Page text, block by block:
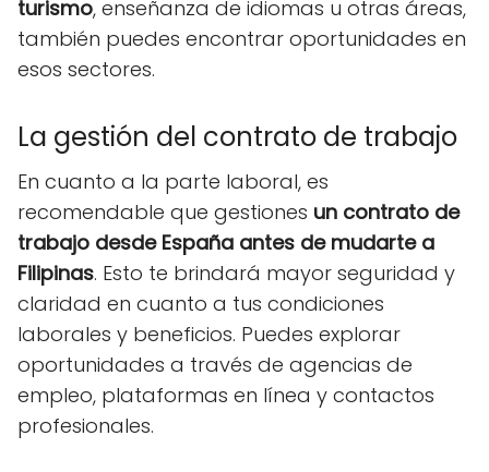
turismo, enseñanza de idiomas u otras áreas,
también puedes encontrar oportunidades en
esos sectores.
La gestión del contrato de trabajo
En cuanto a la parte laboral, es
recomendable que gestiones un contrato de
trabajo desde España antes de mudarte a
Filipinas. Esto te brindará mayor seguridad y
claridad en cuanto a tus condiciones
laborales y beneficios. Puedes explorar
oportunidades a través de agencias de
empleo, plataformas en línea y contactos
profesionales.